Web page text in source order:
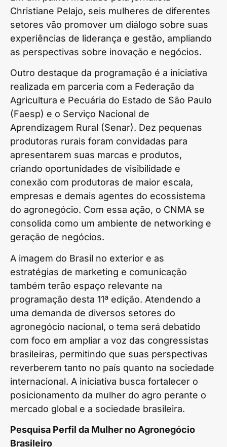
Christiane Pelajo, seis mulheres de diferentes
setores vão promover um diálogo sobre suas
experiências de liderança e gestão, ampliando
as perspectivas sobre inovação e negócios.
Outro destaque da programação é a iniciativa
realizada em parceria com a Federação da
Agricultura e Pecuária do Estado de São Paulo
(Faesp) e o Serviço Nacional de
Aprendizagem Rural (Senar). Dez pequenas
produtoras rurais foram convidadas para
apresentarem suas marcas e produtos,
criando oportunidades de visibilidade e
conexão com produtoras de maior escala,
empresas e demais agentes do ecossistema
do agronegócio. Com essa ação, o CNMA se
consolida como um ambiente de networking e
geração de negócios.
A imagem do Brasil no exterior e as
estratégias de marketing e comunicação
também terão espaço relevante na
programação desta 11ª edição. Atendendo a
uma demanda de diversos setores do
agronegócio nacional, o tema será debatido
com foco em ampliar a voz das congressistas
brasileiras, permitindo que suas perspectivas
reverberem tanto no país quanto na sociedade
internacional. A iniciativa busca fortalecer o
posicionamento da mulher do agro perante o
mercado global e a sociedade brasileira.
Pesquisa Perfil da Mulher no Agronegócio
Brasileiro